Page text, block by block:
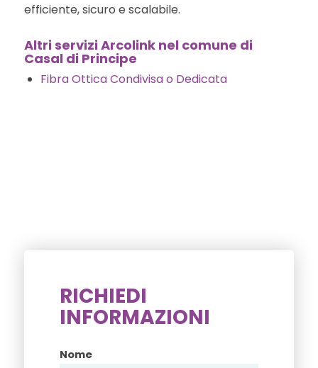
efficiente, sicuro e scalabile.
Altri servizi Arcolink nel comune di
Casal di Principe
Fibra Ottica Condivisa o Dedicata
RICHIEDI
INFORMAZIONI
Nome